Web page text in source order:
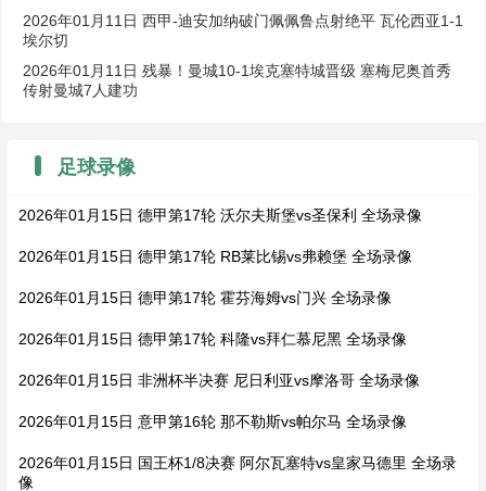
2026年01月11日 西甲-迪安加纳破门佩佩鲁点射绝平 瓦伦西亚1-1
埃尔切
2026年01月11日 残暴！曼城10-1埃克塞特城晋级 塞梅尼奥首秀
传射曼城7人建功
足球录像
2026年01月15日 德甲第17轮 沃尔夫斯堡vs圣保利 全场录像
2026年01月15日 德甲第17轮 RB莱比锡vs弗赖堡 全场录像
2026年01月15日 德甲第17轮 霍芬海姆vs门兴 全场录像
2026年01月15日 德甲第17轮 科隆vs拜仁慕尼黑 全场录像
2026年01月15日 非洲杯半决赛 尼日利亚vs摩洛哥 全场录像
2026年01月15日 意甲第16轮 那不勒斯vs帕尔马 全场录像
2026年01月15日 国王杯1/8决赛 阿尔瓦塞特vs皇家马德里 全场录
像